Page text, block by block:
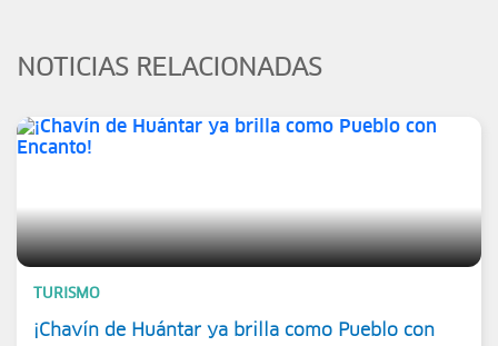
NOTICIAS RELACIONADAS
TURISMO
¡Chavín de Huántar ya brilla como Pueblo con